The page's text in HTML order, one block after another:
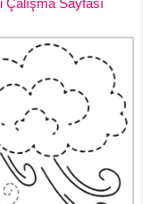
Çalışma Sayfası